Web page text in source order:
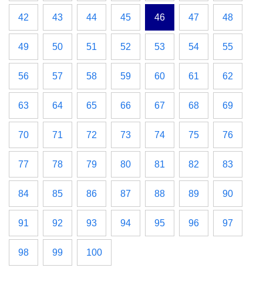
42 43 44 45 46 47 48
49 50 51 52 53 54 55
56 57 58 59 60 61 62
63 64 65 66 67 68 69
70 71 72 73 74 75 76
77 78 79 80 81 82 83
84 85 86 87 88 89 90
91 92 93 94 95 96 97
98 99 100